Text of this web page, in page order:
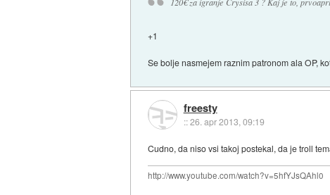
+1
Se bolje nasmejem raznim patronom ala OP,
freesty
::26. apr 2013, 09:19
Cudno, da niso vsi takoj postekal, da je troll
http://www.youtube.com/watch?v=5hfYJsQAhl0